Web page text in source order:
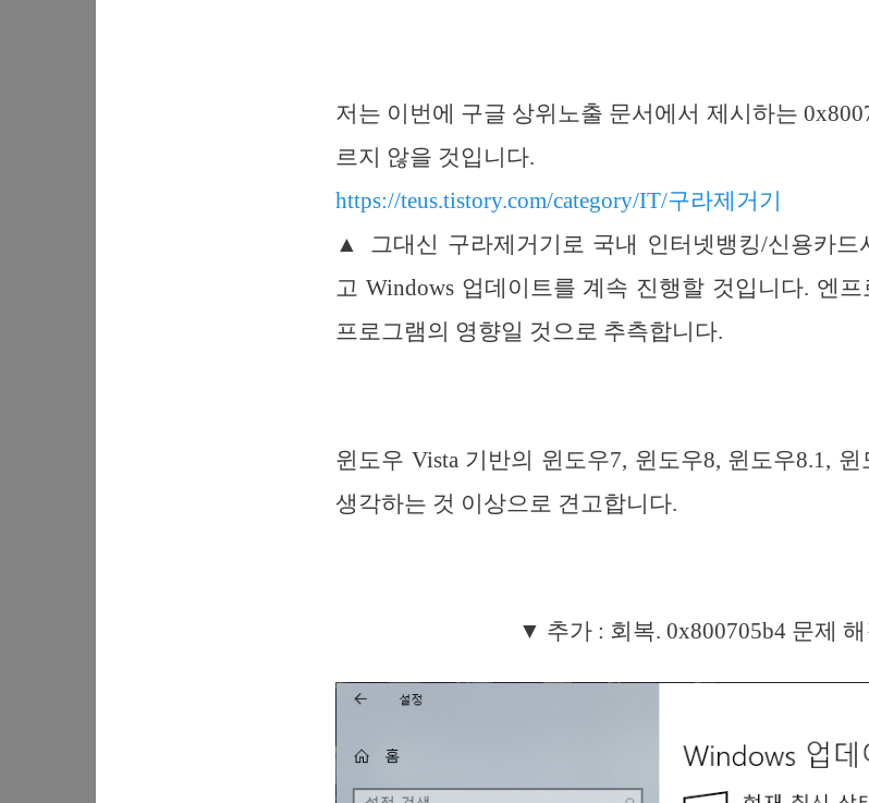
저는 이번에 구글 상위노출 문서에서 제시하는
르지 않을 것입니다.
https://teus.tistory.com/category/IT/구라제거기
▲ 그대신 구라제거기로 국내 인터넷뱅킹/신용카드
고 Windows 업데이트를 계속 진행할 것입니다. 엔
프로그램의 영향일 것으로 추측합니다.
윈도우 Vista 기반의 윈도우7, 윈도우8, 윈도우8.1,
생각하는 것 이상으로 견고합니다.
▼ 추가 : 회복. 0x800705b4 문제